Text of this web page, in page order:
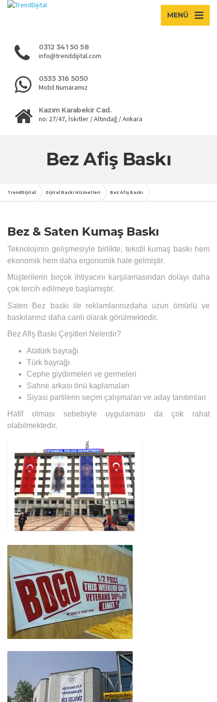
MENÜ
0312 341 50 58
info@trenddijital.com
0535 316 5050
Mobil Numaramız
Kazım Karabekir Cad.
no: 27/47, İskitler / Altındağ / Ankara
Bez Afiş Baskı
TrendDijital Dijital Baski Hizmetleri Bez Afiş Baskı
Bez & Saten Kumaş Baskı
Teknolojinin gelişmesiyle birlikte, tekstil kumaş baskı hem
ekonomik hem daha ergonomik hale gelmiştir.
Müşterilerin birçok ihtiyacını karşılamasından dolayı daha
çok tercih edilmeye başlamıştır.
Saten Bez baskı ile reklamlarınızdaha uzun ömürlü ve
baskılarınız daha canlı olarak görülmektedir.
Bez Afiş Baskı Çeşitleri Nelerdir?
Atatürk bayrağı
Türk bayrağı
Cephe giydirmeleri ve germeleri
Sahne arkası önü kaplamaları
Siyasi partilerin seçim çalışmaları ve aday tanıtımları
Hafif olması sebebiyle uygulaması da çok rahat
olabilmektedir.